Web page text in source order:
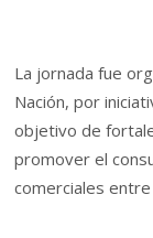
La jornada fue
Nación, por
objetivo de
promover el
comerciales